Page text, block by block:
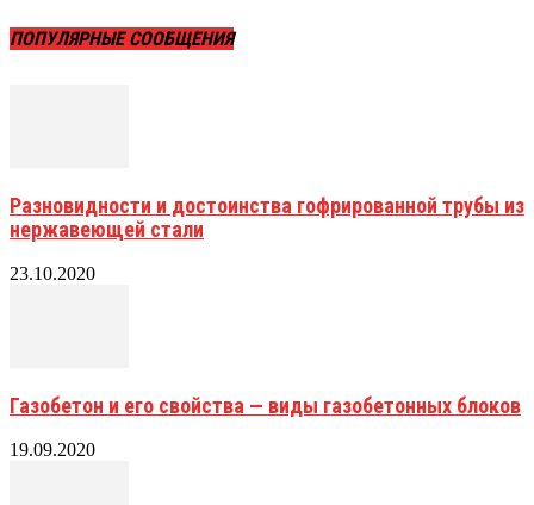
ПОПУЛЯРНЫЕ СООБЩЕНИЯ
Разновидности и достоинства гофрированной трубы из
нержавеющей стали
23.10.2020
Газобетон и его свойства — виды газобетонных блоков
19.09.2020